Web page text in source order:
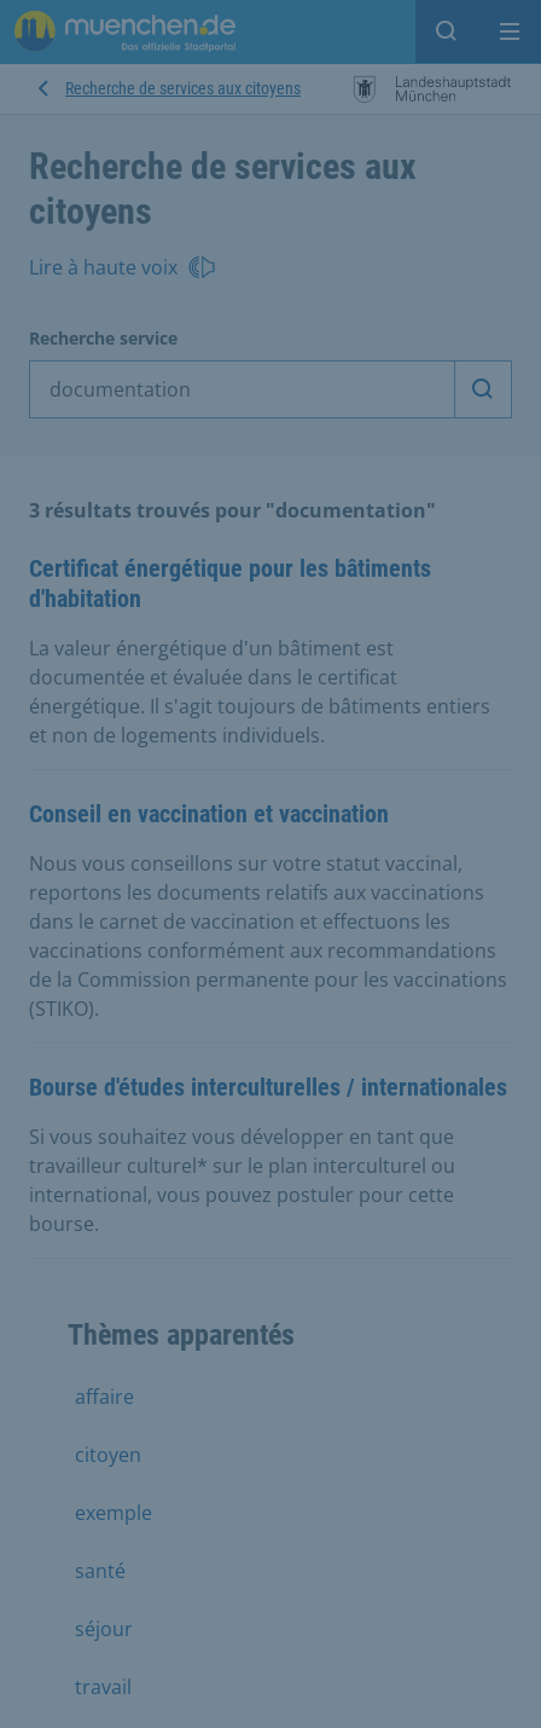
Open
Recherche de services aux citoyens
Recherche de services aux
citoyens
Lire à haute voix
Recherche service
3 résultats trouvés pour "documentation"
Certificat énergétique pour les bâtiments
d'habitation
La valeur énergétique d'un bâtiment est
documentée et évaluée dans le certificat
énergétique. Il s'agit toujours de bâtiments entiers
et non de logements individuels.
Conseil en vaccination et vaccination
Nous vous conseillons sur votre statut vaccinal,
reportons les documents relatifs aux vaccinations
dans le carnet de vaccination et effectuons les
vaccinations conformément aux recommandations
de la Commission permanente pour les vaccinations
(STIKO).
Bourse d'études interculturelles / internationales
Si vous souhaitez vous développer en tant que
travailleur culturel* sur le plan interculturel ou
international, vous pouvez postuler pour cette
bourse.
Thèmes apparentés
affaire
citoyen
exemple
santé
séjour
travail